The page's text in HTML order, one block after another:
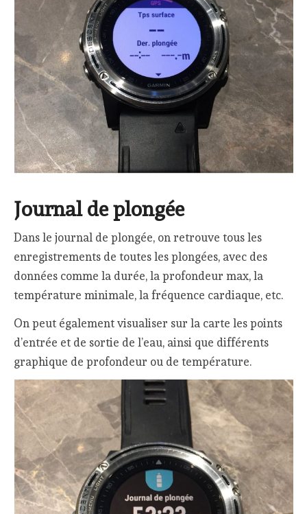
Journal de plongée
Dans le journal de plongée, on retrouve tous les
enregistrements de toutes les plongées, avec des
données comme la durée, la profondeur max, la
température minimale, la fréquence cardiaque, etc.
On peut également visualiser sur la carte les points
d’entrée et de sortie de l’eau, ainsi que différents
graphique de profondeur ou de température.